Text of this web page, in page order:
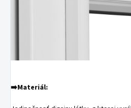
➡️Materiál: